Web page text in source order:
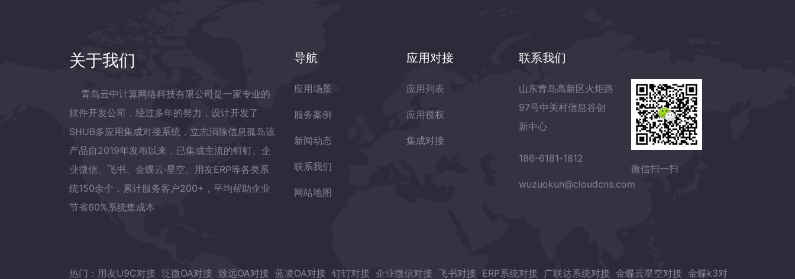
关于我们
青岛云中计算网络科技有限公司是一家专业的
软件开发公司，经过多年的努力，设计开发了
SHUB多应用集成对接系统，立志消除信息孤岛该
产品自2019年发布以来，已集成主流的钉钉、企
业微信、飞书、金蝶云·星空、用友ERP等各类系
统150余个，累计服务客户200+，平均帮助企业
节省60%系统集成本
导航
应用场景
服务案例
新闻动态
联系我们
网站地图
应用对接
应用列表
应用授权
集成对接
联系我们
山东青岛高新区火炬路
97号中关村信息谷创
新中心
186-6181-1812
wuzuokun@cloudcns.com
微信扫一扫
热门： 用友U9C对接 泛微OA对接 致远OA对接 蓝凌OA对接 钉钉对接 企业微信对接 飞书对接 ERP系统对接 广联达系统对接 金蝶云星空对接 金蝶k3对